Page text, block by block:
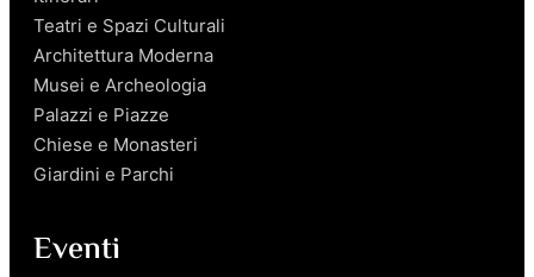
Teatri e Spazi Culturali
Architettura Moderna
Musei e Archeologia
Palazzi e Piazze
Chiese e Monasteri
Giardini e Parchi
Eventi